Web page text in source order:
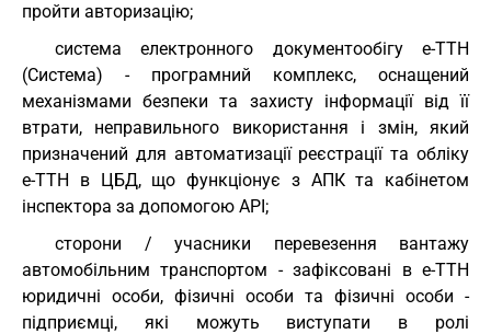
пройти авторизацію;
система електронного документообігу е-ТТН
(Система) - програмний комплекс, оснащений
механізмами безпеки та захисту інформації від її
втрати, неправильного використання і змін, який
призначений для автоматизації реєстрації та обліку
е-ТТН в ЦБД, що функціонує з АПК та кабінетом
інспектора за допомогою API;
сторони / учасники перевезення вантажу
автомобільним транспортом - зафіксовані в е-ТТН
юридичні особи, фізичні особи та фізичні особи -
підприємці, які можуть виступати в ролі